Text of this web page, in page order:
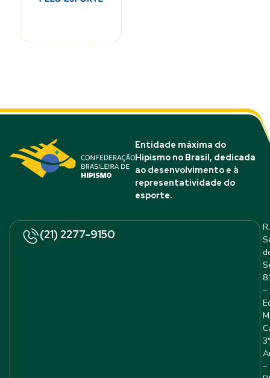
Entidade máxima do
Hipismo no Brasil, dedicada
ao desenvolvimento e à
representatividade do
esporte.
(21) 2277-9150
R.
–
–